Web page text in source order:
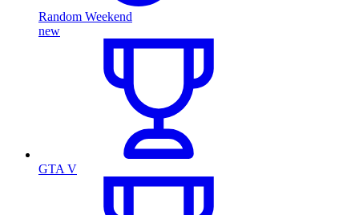
Random Weekend
new
GTA V